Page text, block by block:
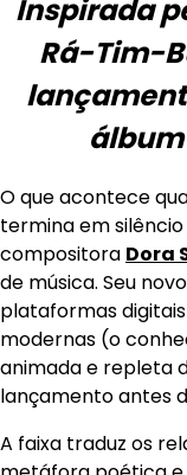
Inspirada
Rá-Tim-
álbum
O que acontece
termina em
compositora Dora
de música. Seu
plataformas
modernas (o
animada e repleta
lançamento antes
A faixa traduz os